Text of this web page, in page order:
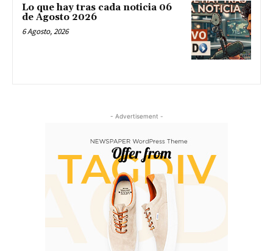
Lo que hay tras cada noticia 06
de Agosto 2026
6 Agosto, 2026
- Advertisement -